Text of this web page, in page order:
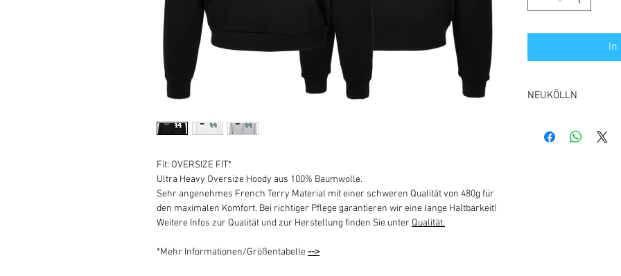
Fit: OVERSIZE FIT*
Ultra Heavy Oversize Hoody aus 100% Baumwolle.
Sehr angenehmes French Terry Material mit einer schweren Qualität von 480g für
den maximalen Komfort. Bei richtiger Pflege garantieren wir eine lange Haltbarkeit!
Weitere Infos zur Qualität und zur Herstellung finden Sie unter Qualität.
*Mehr Informationen/Größentabelle-->
In
NEUKÖLLN